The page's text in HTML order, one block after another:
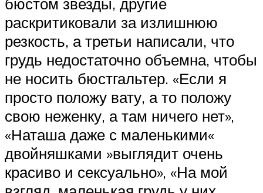
раскритиковали за излишнюю
резкость, а третьи написали, что
грудь недостаточно объемна, чтобы
не носить бюстгальтер. «Если я
просто положу вату, а то положу
свою неженку, а там ничего нет»,
«Наташа даже с маленькими«
двойняшками »выглядит очень
красиво и сексуально», «На мой